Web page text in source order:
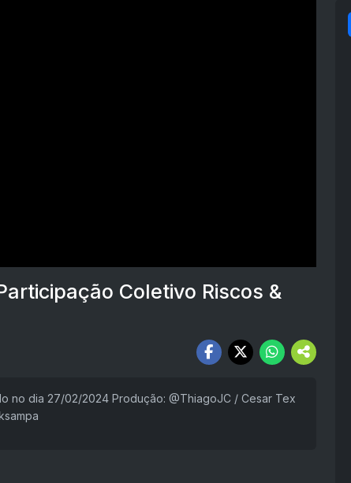
Coletivo Riscos &
no dia 27/02/2024 Produção: @ThiagoJC / Cesar Tex